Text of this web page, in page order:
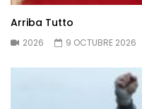
Arriba Tutto
2026 9 OCTUBRE 2026